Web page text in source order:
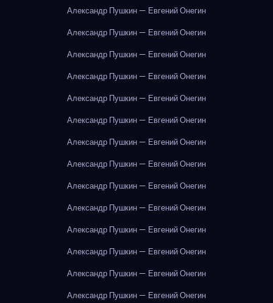
Александр Пушкин — Евгений Онегин
Александр Пушкин — Евгений Онегин
Александр Пушкин — Евгений Онегин
Александр Пушкин — Евгений Онегин
Александр Пушкин — Евгений Онегин
Александр Пушкин — Евгений Онегин
Александр Пушкин — Евгений Онегин
Александр Пушкин — Евгений Онегин
Александр Пушкин — Евгений Онегин
Александр Пушкин — Евгений Онегин
Александр Пушкин — Евгений Онегин
Александр Пушкин — Евгений Онегин
Александр Пушкин — Евгений Онегин
Александр Пушкин — Евгений Онегин